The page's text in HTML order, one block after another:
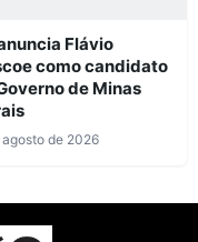
Flávio
como candidato
de Minas
agosto de 2026